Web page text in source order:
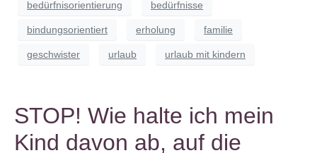
bedürfnisorientierung bedürfnisse
bindungsorientiert erholung familie
geschwister urlaub urlaub mit kindern
STOP! Wie halte ich mein
Kind davon ab, auf die